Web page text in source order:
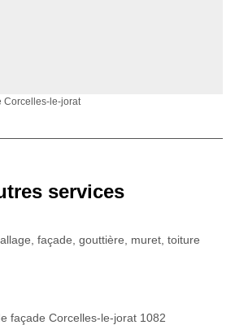
Corcelles-le-jorat
services
façade, gouttière, muret, toiture
façade Corcelles-le-jorat 1082